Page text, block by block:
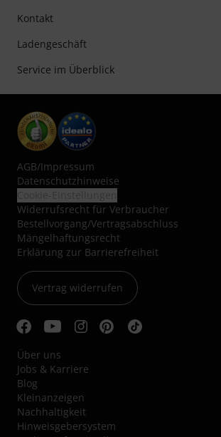
Kontakt
Ladengeschäft
Service im Überblick
AGB/Impressum
Datenschutzhinweise
Widerrufsrecht für Verbraucher
Bestellvorgang/Vertragsabschluss
Mängelhaftungsrecht
Erklärung zur Barrierefreiheit
Vertrag widerrufen
Über uns
Jobs & Karriere
Blog
Kleinanzeigen
Nachhaltigkeit
Hinweisgebersystem